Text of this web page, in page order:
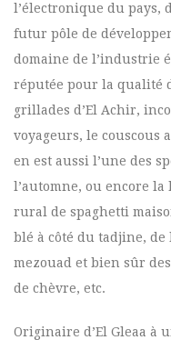
l’électronique du pays,
futur pôle de
domaine de l’industrie
réputée pour la qualité
grillades d’El Achir,
voyageurs, le couscous
en est aussi l’une des
l’automne, ou encore
rural de spaghetti
blé à côté du tadjine, de
mezouad et bien sûr
de chèvre, etc.
Originaire d’El Gleaa à